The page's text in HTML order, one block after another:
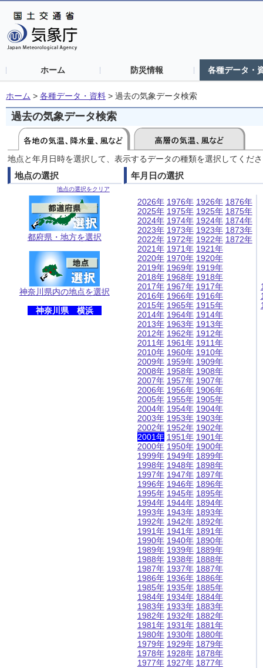
ホーム 防災情報 各種データ・
ホーム > 各種データ・資料 > 過去の気象データ検索
過去の気象データ検索
地点と年月日時を選択して、表示するデータの種類を選択してくだ
地点の選択
地点の選択をクリア
都府県・地方を選択
神奈川県内の地点を選択
神奈川県 横浜
年月日の選択
2026年
2025年
2024年
2023年
2022年
2021年
2020年
2019年
2018年
2017年
2016年
2015年
2014年
2013年
2012年
2011年
2010年
2009年
2008年
2007年
2006年
2005年
2004年
2003年
2002年
2001年
2000年
1999年
1998年
1997年
1996年
1995年
1994年
1993年
1992年
1991年
1990年
1989年
1988年
1987年
1986年
1985年
1984年
1983年
1982年
1981年
1980年
1979年
1978年
1977年
1976年
1975年
1974年
1973年
1972年
1971年
1970年
1969年
1968年
1967年
1966年
1965年
1964年
1963年
1962年
1961年
1960年
1959年
1958年
1957年
1956年
1955年
1954年
1953年
1952年
1951年
1950年
1949年
1948年
1947年
1946年
1945年
1944年
1943年
1942年
1941年
1940年
1939年
1938年
1937年
1936年
1935年
1934年
1933年
1932年
1931年
1930年
1929年
1928年
1927年
1926年
1925年
1924年
1923年
1922年
1921年
1920年
1919年
1918年
1917年
1916年
1915年
1914年
1913年
1912年
1911年
1910年
1909年
1908年
1907年
1906年
1905年
1904年
1903年
1902年
1901年
1900年
1899年
1898年
1897年
1896年
1895年
1894年
1893年
1892年
1891年
1890年
1889年
1888年
1887年
1886年
1885年
1884年
1883年
1882年
1881年
1880年
1879年
1878年
1877年
1876年
1875年
1874年
1873年
1872年